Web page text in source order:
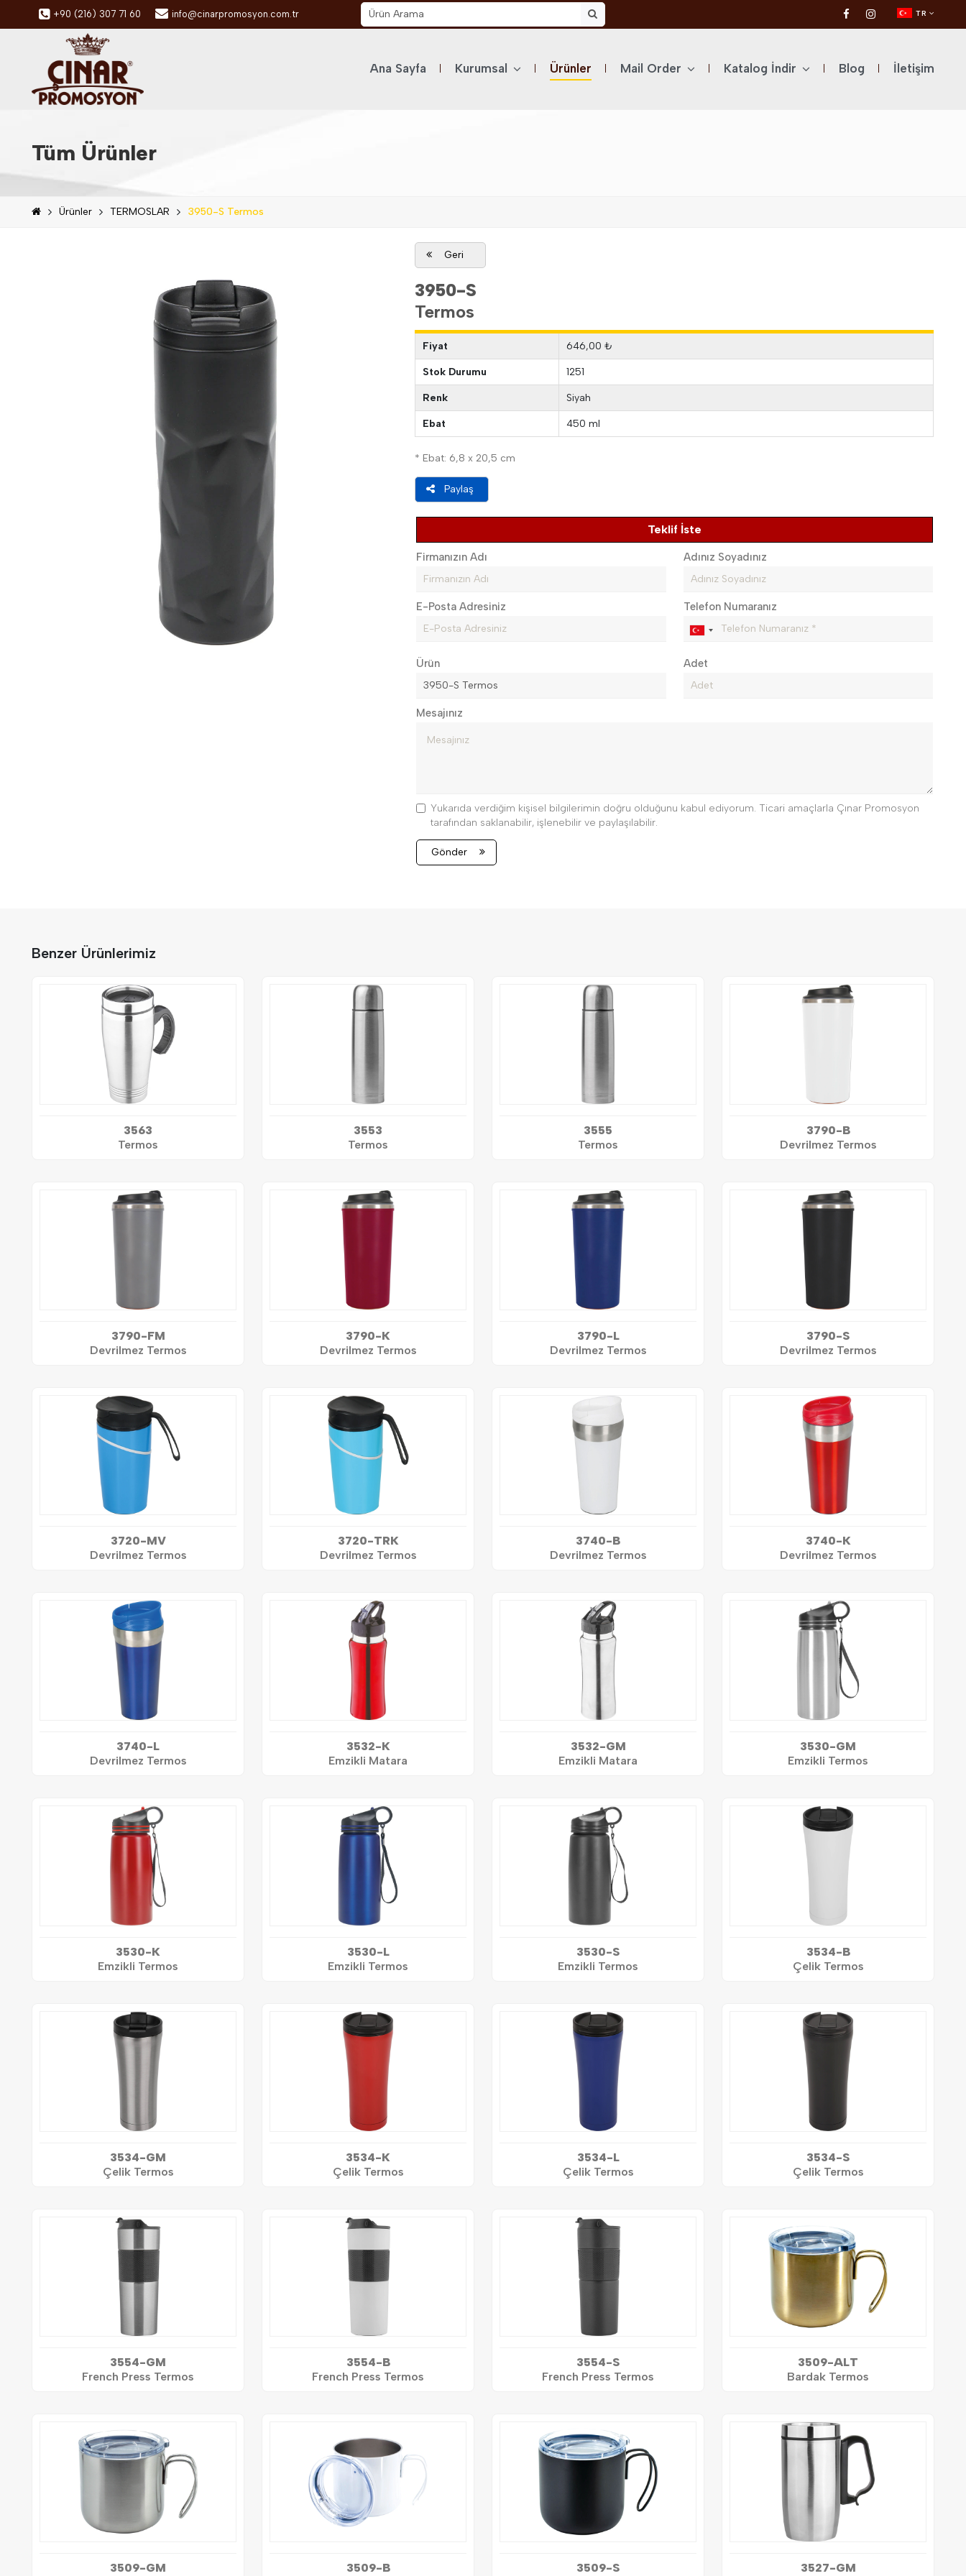
+90 (216) 307 71 60 info@cinarpromosyon.com.tr TR
Ana Sayfa Kurumsal Ürünler Mail Order Katalog İndir Blog İletişim
Tüm Ürünler
Ürünler TERMOSLAR 3950-S Termos
Geri
3950-S
Termos
Fiyat 646,00 ₺
Stok Durumu 1251
Renk Siyah
Ebat 450 ml
* Ebat: 6,8 x 20,5 cm
Paylaş
Teklif İste
Firmanızın Adı Adınız Soyadınız
E-Posta Adresiniz Telefon Numaranız
Ürün Adet
Mesajınız
Yukarıda verdiğim kişisel bilgilerimin doğru olduğunu kabul ediyorum. Ticari amaçlarla Çınar Promosyon
tarafından saklanabilir, işlenebilir ve paylaşılabilir.
Gönder
Benzer Ürünlerimiz
3563
Termos
3553
Termos
3555
Termos
3790-B
Devrilmez Termos
3790-FM
Devrilmez Termos
3790-K
Devrilmez Termos
3790-L
Devrilmez Termos
3790-S
Devrilmez Termos
3720-MV
Devrilmez Termos
3720-TRK
Devrilmez Termos
3740-B
Devrilmez Termos
3740-K
Devrilmez Termos
3740-L
Devrilmez Termos
3532-K
Emzikli Matara
3532-GM
Emzikli Matara
3530-GM
Emzikli Termos
3530-K
Emzikli Termos
3530-L
Emzikli Termos
3530-S
Emzikli Termos
3534-B
Çelik Termos
3534-GM
Çelik Termos
3534-K
Çelik Termos
3534-L
Çelik Termos
3534-S
Çelik Termos
3554-GM
French Press Termos
3554-B
French Press Termos
3554-S
French Press Termos
3509-ALT
Bardak Termos
3509-GM
3509-B
3509-S
3527-GM